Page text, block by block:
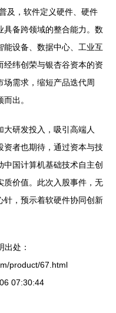
及，软件定义硬件、硬件
具备跨领域的整合能力。数
能设备、数据中心、工业互
经纬创荣与银杏谷资本的资
需求，缩短产品迭代周
出。
研发投入，吸引高端人
资者也期待，通过资本与技
国计算机基础技术自主创
质价值。此次入股事件，无
针，预示着软硬件协同创新
出处：
product/67.html
07:30:44